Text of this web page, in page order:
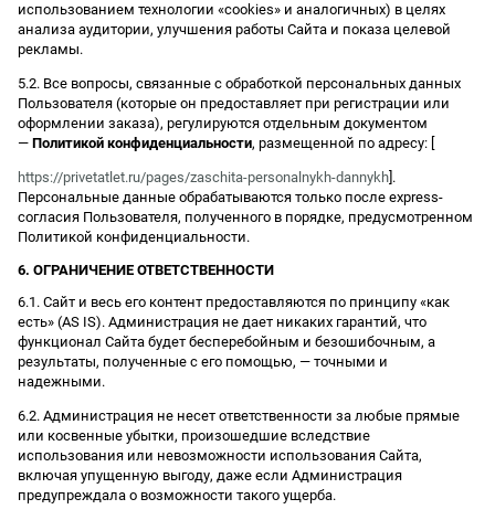
использованием технологии «cookies» и аналогичных) в целях
анализа аудитории, улучшения работы Сайта и показа целевой
рекламы.
5.2. Все вопросы, связанные с обработкой персональных данных
Пользователя (которые он предоставляет при регистрации или
оформлении заказа), регулируются отдельным документом
— Политикой конфиденциальности, размещенной по адресу: [
https://privetatlet.ru/pages/zaschita-personalnykh-dannykh ].
Персональные данные обрабатываются только после express-
согласия Пользователя, полученного в порядке, предусмотренном
Политикой конфиденциальности.
6. ОГРАНИЧЕНИЕ ОТВЕТСТВЕННОСТИ
6.1. Сайт и весь его контент предоставляются по принципу «как
есть» (AS IS). Администрация не дает никаких гарантий, что
функционал Сайта будет бесперебойным и безошибочным, а
результаты, полученные с его помощью, — точными и
надежными.
6.2. Администрация не несет ответственности за любые прямые
или косвенные убытки, произошедшие вследствие
использования или невозможности использования Сайта,
включая упущенную выгоду, даже если Администрация
предупреждала о возможности такого ущерба.